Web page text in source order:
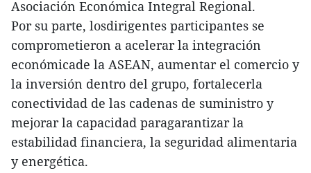
Asociación Económica Integral Regional.
Por su parte, losdirigentes participantes se
comprometieron a acelerar la integración
económicade la ASEAN, aumentar el comercio y
la inversión dentro del grupo, fortalecerla
conectividad de las cadenas de suministro y
mejorar la capacidad paragarantizar la
estabilidad financiera, la seguridad alimentaria
y energética.